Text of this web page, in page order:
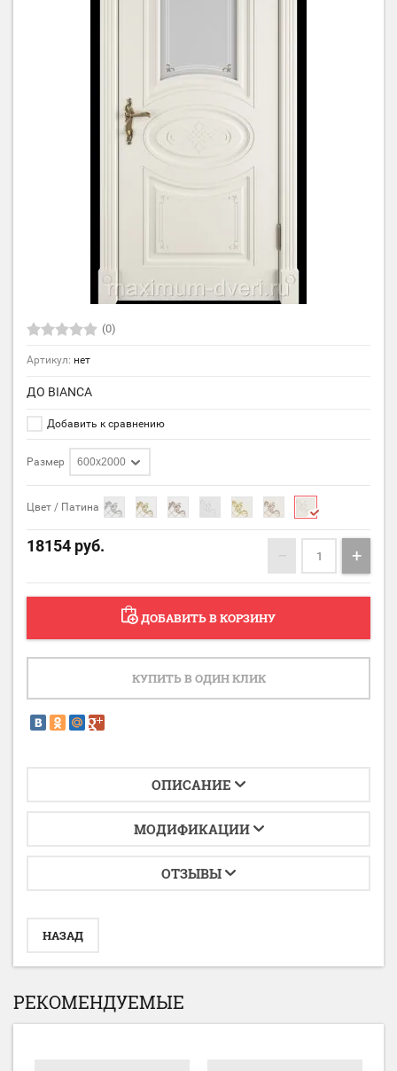
(0)
Артикул: нет
ДО BIANCA
Добавить к сравнению
Размер 600х2000
Цвет / Патина
18154 руб. − +
ДОБАВИТЬ В КОРЗИНУ
КУПИТЬ В ОДИН КЛИК
ОПИСАНИЕ
МОДИФИКАЦИИ
ОТЗЫВЫ
НАЗАД
РЕКОМЕНДУЕМЫЕ